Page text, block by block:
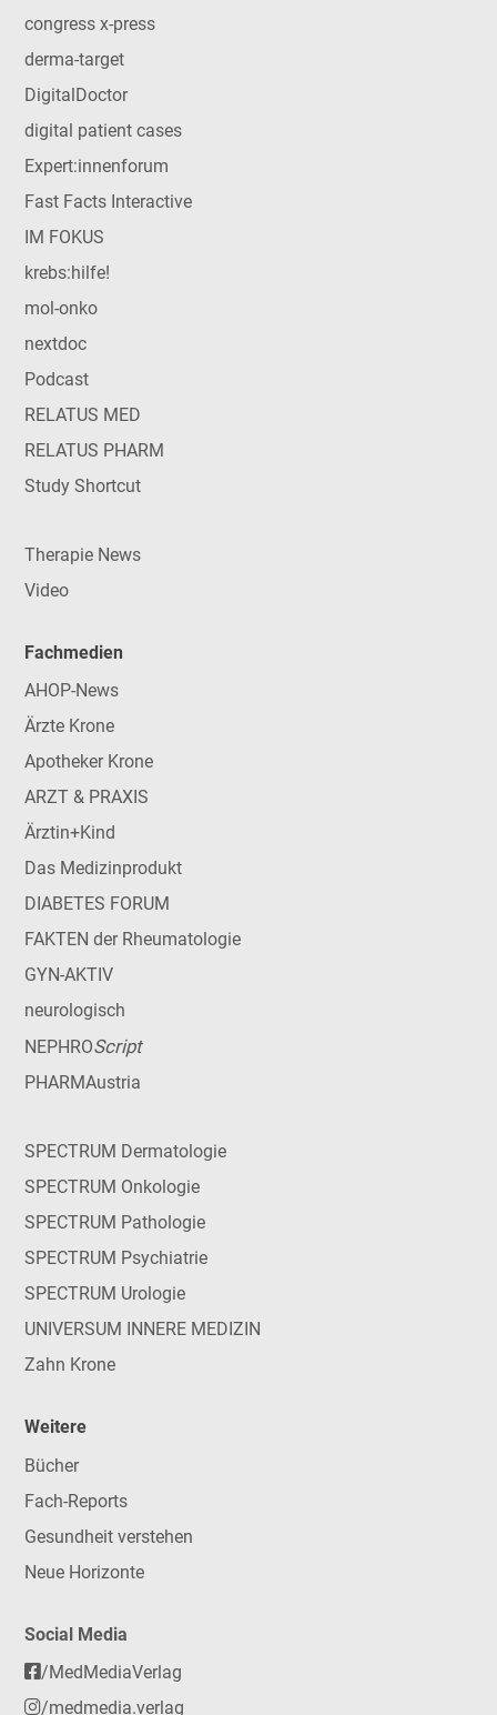
congress x-press
derma-target
DigitalDoctor
digital patient cases
Expert:innenforum
Fast Facts Interactive
IM FOKUS
krebs:hilfe!
mol-onko
nextdoc
Podcast
RELATUS MED
RELATUS PHARM
Study Shortcut
Therapie News
Video
Fachmedien
AHOP-News
Ärzte Krone
Apotheker Krone
ARZT & PRAXIS
Ärztin+Kind
Das Medizinprodukt
DIABETES FORUM
FAKTEN der Rheumatologie
GYN-AKTIV
neurologisch
NEPHROScript
PHARMAustria
SPECTRUM Dermatologie
SPECTRUM Onkologie
SPECTRUM Pathologie
SPECTRUM Psychiatrie
SPECTRUM Urologie
UNIVERSUM INNERE MEDIZIN
Zahn Krone
Weitere
Bücher
Fach-Reports
Gesundheit verstehen
Neue Horizonte
Social Media
/MedMediaVerlag
/medmedia.verlag